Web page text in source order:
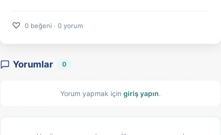
♡ 0 beğeni · 0 yorum
Yorumlar 0
Yorum yapmak için giriş yapın.